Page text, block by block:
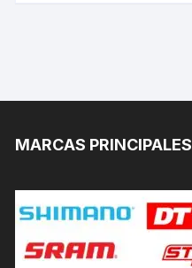
MARCAS PRINCIPALES